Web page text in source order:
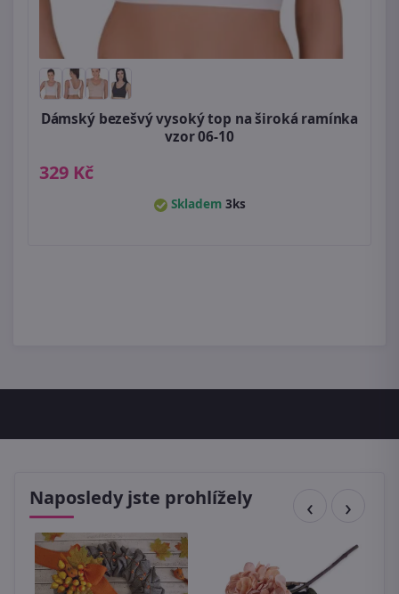
Dámský bezešvý vysoký top na široká ramínka
vzor 06-10
329 Kč
Skladem 3ks
Naposledy jste prohlížely